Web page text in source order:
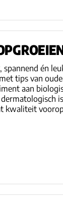
én
tips van
aan
kwaliteit